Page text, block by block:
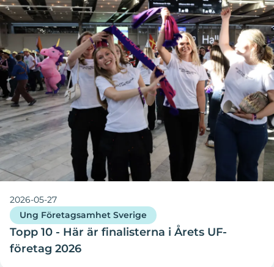
2026-05-27
Ung Företagsamhet Sverige
Topp 10 - Här är finalisterna i Årets UF-
företag 2026